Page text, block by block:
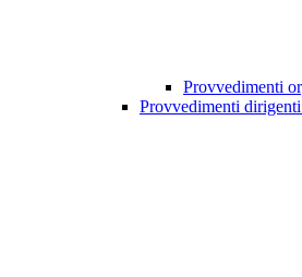
Provvedimenti
Provvedimenti